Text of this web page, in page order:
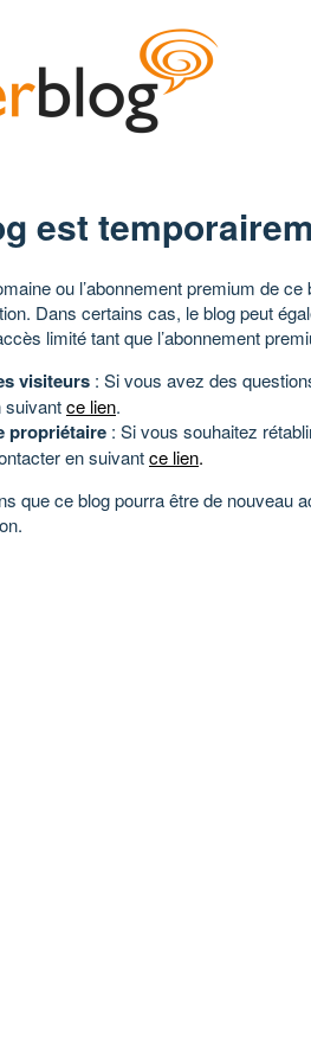
est
ou l’abonnement premium de
Dans certains cas, le blog peut
limité tant que l’abonnement
visiteurs : Si vous avez des
suivantce lien.
propriétaire : Si vous souhaitez
en suivantce lien.
que ce blog pourra être de nouveau